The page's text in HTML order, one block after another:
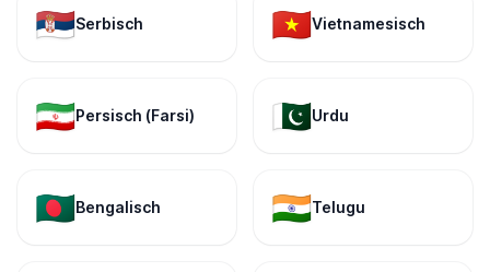
🇷🇸Serbisch 🇻🇳Vietnamesisch
🇮🇷Persisch (Farsi) 🇵🇰Urdu
🇧🇩Bengalisch 🇮🇳Telugu